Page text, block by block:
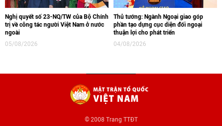
Nghị quyết số 23-NQ/TW của Bộ Chính
trị về công tác người Việt Nam ở nước
ngoài
05/08/2026
Thủ tướng: Ngành Ngoại giao góp
phần tạo dựng cục diện đối ngoại
thuận lợi cho phát triển
04/08/2026
© 2008 Trang TTĐT